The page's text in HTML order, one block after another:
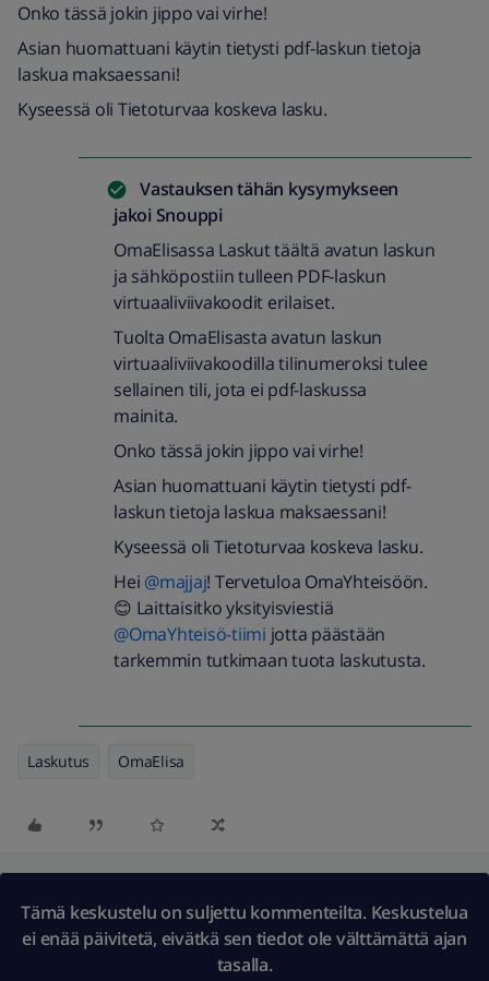
Onko tässä jokin jippo vai virhe!
Asian huomattuani käytin tietysti pdf-laskun tietoja
laskua maksaessani!
Kyseessä oli Tietoturvaa koskeva lasku.
Vastauksen tähän kysymykseen
jakoi Snouppi
OmaElisassa Laskut täältä avatun laskun
ja sähköpostiin tulleen PDF-laskun
virtuaaliviivakoodit erilaiset.
Tuolta OmaElisasta avatun laskun
virtuaaliviivakoodilla tilinumeroksi tulee
sellainen tili, jota ei pdf-laskussa
mainita.
Onko tässä jokin jippo vai virhe!
Asian huomattuani käytin tietysti pdf-
laskun tietoja laskua maksaessani!
Kyseessä oli Tietoturvaa koskeva lasku.
Hei @majjaj! Tervetuloa OmaYhteisöön.
😊 Laittaisitko yksityisviestiä
@OmaYhteisö-tiimi jotta päästään
tarkemmin tutkimaan tuota laskutusta.
Laskutus OmaElisa
Tämä keskustelu on suljettu kommenteilta. Keskustelua
ei enää päivitetä, eivätkä sen tiedot ole välttämättä ajan
tasalla.